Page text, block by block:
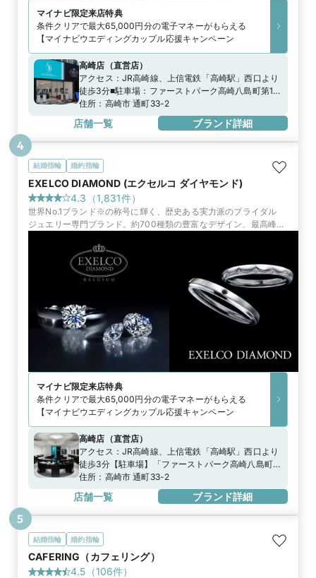
マイナビ限定来店特典
条件クリアで最大65,000円分の電子マネーがもらえる
【マイナビウエディングカップル応援キャンペーン
高崎店 （直営店）
アクセス： JR高崎線、上信電鉄「高崎駅」西口より
徒歩3分■駐車場：ファーストパーク高崎八島町第1、
ココ・ウエスト、平和パーク旭町※当店ご滞在時間
（上限2時間）の無料駐車券発行※婚約指輪・結婚指
輪を購入（検討）時が対象となります
住所： 高崎市 通町33-2
店舗一覧 ブランド詳細
結婚指輪 婚約指輪
EXELCO DIAMOND (エクセルコ ダイヤモンド)
4.3 （1,831件）
世界No.1ブランド※の称号に輝く、歴史ある実力派のブライダル
ジュエリー専門ブランド。約700種類の豊富なデザイン、最高峰の
マイナビ限定来店特典
条件クリアで最大65,000円分の電子マネーがもらえる
【マイナビウエディングカップル応援キャンペーン
高崎店 （直営店）
アクセス： JR高崎線、上信電鉄「高崎駅」西口より
徒歩3分【駐車場】「ファーストパーク高崎八島町第
1」「ココ・ウエスト」「平和パーク旭町」※当店ご
滞在時間で上限2時間分の無料駐車券進呈※ブライダ
ルリングの購入（検討）時が対象
住所： 高崎市 通町33-2
店舗一覧 ブランド詳細
4
結婚指輪 婚約指輪
CAFERING（カフェリング）
4.5 （106件）
5